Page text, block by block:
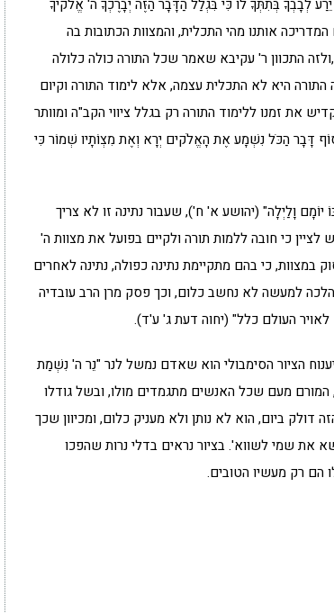
לְבָבְךָ בְּתִתְּךָ לוֹ כִּי בִּגְלַל הַדָּבָר הַזֶּה יְבָרֶכְךָ ה' אֱלֹקיךָ
אותנו מהי התכלית, והמצוות הכתובות בה
התכוון ר' עקיבא שאמר שכל התורה כולה כלולה
היא לא התכלית עצמה, אלא לימוד התורה וקיום
את זמנו ללימוד התורה רק בגלל ציווי הקב"ה ומוותר
דָּבָר הַכֹּל נִשְׁמָע אֶת הָאֱלֹקים יְרָא וְאֶת מִצְו‍ֹתָיו שְׁמוֹר כִּי
יוֹמָם וָלַיְלָה" (יהושע א' ח'), שעבור נתינה זו לא צריך
לציין כי חובה ללמות תורה ולקיים בפועל את מצוות ה'
כי בהם מתקיימת נתינה כפולה, נתינה לאחרים
למעשה לא נחשב כלום, וכך פסק מרן הרב עובדיה
לאויר העולם כלל" (יחוה דעת ג' ע'ד).
הציור הסימבולי הוא שאדם נמשל לנר "נֵר ה' נִשְׁמַת
מעם שכל האנשים מתגמדים מולו, ובשל גודלו
ביום, הוא לא נותן ולא מעניק כלום, ומכיוון שכך
את שמי לשווא'. בציור נראים בדלי נרות שהפכו
הם רק מעשיו הטובים.